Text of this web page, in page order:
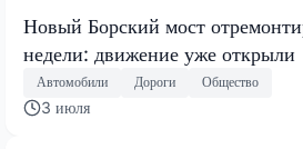
Новый Борский мост
недели: движение уже открыли
Автомобили Дороги Общество
3 июля